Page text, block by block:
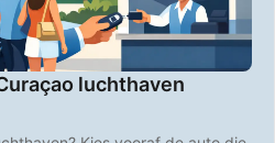
luchthaven